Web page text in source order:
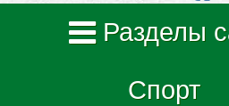
Разделы
Спорт